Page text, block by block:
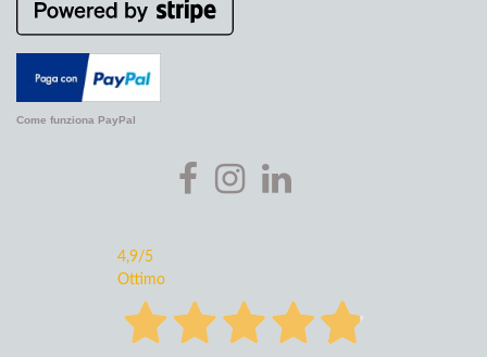
Come funziona PayPal
4,9/5
Ottimo